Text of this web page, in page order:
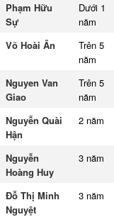
Phạm Hữu
Sự
Dưới 1
năm
Võ Hoài Ân
Trên 5
năm
Nguyen Van
Giao
Trên 5
năm
Nguyễn Quài
Hận
2 năm
Nguyễn
Hoàng Huy
3 năm
Đỗ Thị Minh
Nguyệt
3 năm